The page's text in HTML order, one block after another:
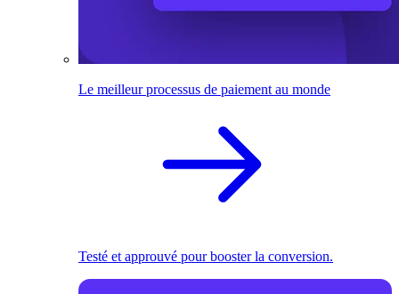
Le meilleur processus de paiement au monde
Testé et approuvé pour booster la conversion.